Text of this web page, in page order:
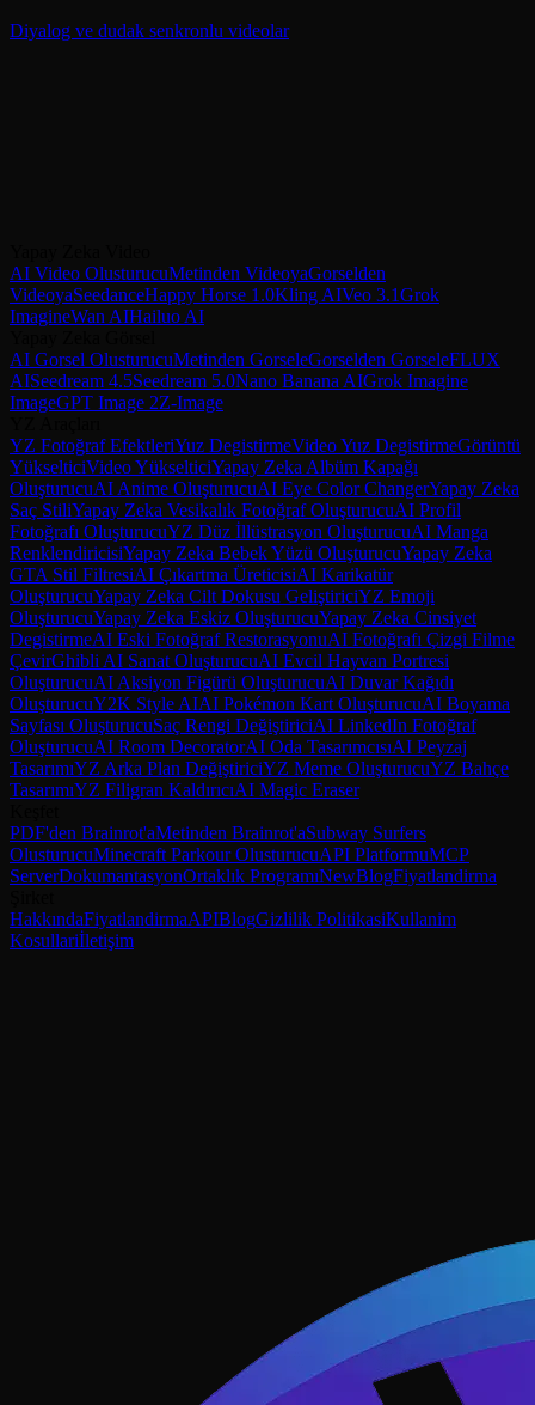
Diyalog ve dudak senkronlu videolar
VicSee'de Veo 3.1'i Deneyin Kling AI ile Karsilastirin
AI Video OlusturucuMetinden VideoyaGorselden
VideoyaSeedanceHappy Horse 1.0Kling AIVeo 3.1Grok
ImagineWan AIHailuo AI
AI Gorsel OlusturucuMetinden GorseleGorselden GorseleFLUX
AISeedream 4.5Seedream 5.0Nano Banana AIGrok Imagine
ImageGPT Image 2Z-Image
YZ Fotoğraf EfektleriYuz DegistirmeVideo Yuz DegistirmeGörüntü
YükselticiVideo YükselticiYapay Zeka Albüm Kapağı
OluşturucuAI Anime OluşturucuAI Eye Color ChangerYapay Zeka
Saç StiliYapay Zeka Vesikalık Fotoğraf OluşturucuAI Profil
Fotoğrafı OluşturucuYZ Düz İllüstrasyon OluşturucuAI Manga
RenklendiricisiYapay Zeka Bebek Yüzü OluşturucuYapay Zeka
GTA Stil FiltresiAI Çıkartma ÜreticisiAI Karikatür
OluşturucuYapay Zeka Cilt Dokusu GeliştiriciYZ Emoji
OluşturucuYapay Zeka Eskiz OluşturucuYapay Zeka Cinsiyet
DegistirmeAI Eski Fotoğraf RestorasyonuAI Fotoğrafı Çizgi Filme
ÇevirGhibli AI Sanat OluşturucuAI Evcil Hayvan Portresi
OluşturucuAI Aksiyon Figürü OluşturucuAI Duvar Kağıdı
OluşturucuY2K Style AIAI Pokémon Kart OluşturucuAI Boyama
Sayfası OluşturucuSaç Rengi DeğiştiriciAI LinkedIn Fotoğraf
OluşturucuAI Room DecoratorAI Oda TasarımcısıAI Peyzaj
TasarımıYZ Arka Plan DeğiştiriciYZ Meme OluşturucuYZ Bahçe
TasarımıYZ Filigran KaldırıcıAI Magic Eraser
PDF'den Brainrot'aMetinden Brainrot'aSubway Surfers
OlusturucuMinecraft Parkour OlusturucuAPI PlatformuMCP
ServerDokumantasyonOrtaklık ProgramıNewBlogFiyatlandirma
HakkındaFiyatlandirmaAPIBlogGizlilik PolitikasiKullanim
Kosullariİletişim